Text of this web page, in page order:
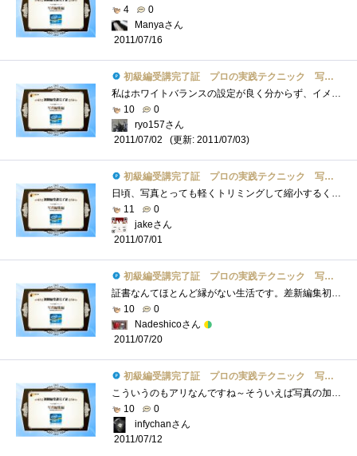
4
0
Manyaさん
2011/07/16
初級編受講完了証 プロの実践テクニック 写真編集編
私はホワイトバランスの設定が良く分からず、イメージと違う色合いになることが多々あるんですが、非常に参考になりました♪ソフトをゲット�...
10
0
ryo157さん
2011/07/02
(更新: 2011/07/03)
初級編受講完了証 プロの実践テクニック 写真編集編
日頃、写真とっても軽くトリミングして縮小するくらいしかしてないんですよね。端っこのゴミを削除したり……とかってしてなかったです。た�...
11
0
jakeさん
2011/07/01
初級編受講完了証 プロの実践テクニック 写真編集編
証書なんてほとんど縁がない生活です。差新編集初級を受講しました。最初からRAWデータなんて知りません。画像補正も難しくて一生することな�...
10
0
Nadeshicoさん
2011/07/20
初級編受講完了証 プロの実践テクニック 写真編集編
こういうのもアリなんですね～そういえば写真の加工はカメラについてるソフトでちょこちょこいじっただけしかないので、ちゃんとしたのを学�...
10
0
infychanさん
2011/07/12